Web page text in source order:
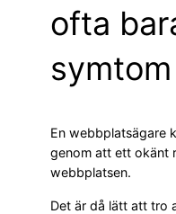
ofta
symtom
En webbplatsägare
genom att ett okänt
webbplatsen.
Det är då lätt att tro